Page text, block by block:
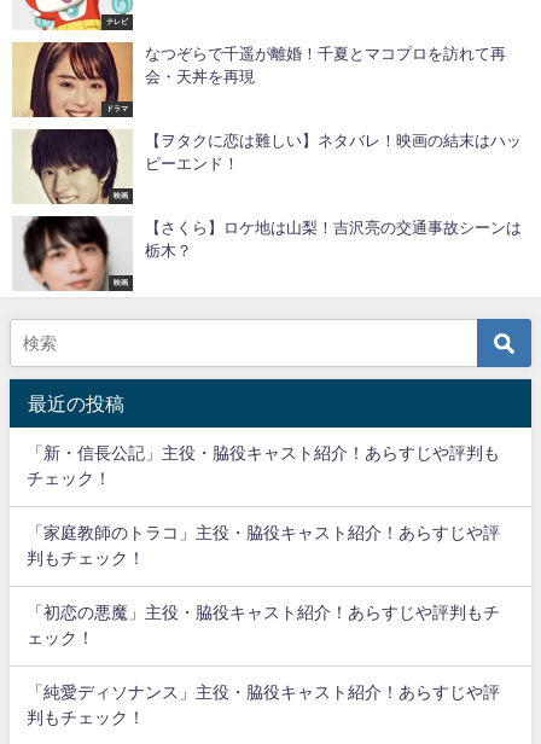
テレビ
ドラマ
なつぞらで千遥が離婚！千夏とマコプロを訪れて再
会・天丼を再現
映画
【ヲタクに恋は難しい】ネタバレ！映画の結末はハッ
ピーエンド！
映画
【さくら】ロケ地は山梨！吉沢亮の交通事故シーンは
栃木？
最近の投稿
「新・信長公記」主役・脇役キャスト紹介！あらすじや評判も
チェック！
「家庭教師のトラコ」主役・脇役キャスト紹介！あらすじや評
判もチェック！
「初恋の悪魔」主役・脇役キャスト紹介！あらすじや評判もチ
ェック！
「純愛ディソナンス」主役・脇役キャスト紹介！あらすじや評
判もチェック！